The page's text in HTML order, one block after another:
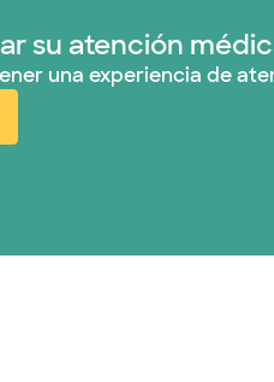
su atención
una experiencia de